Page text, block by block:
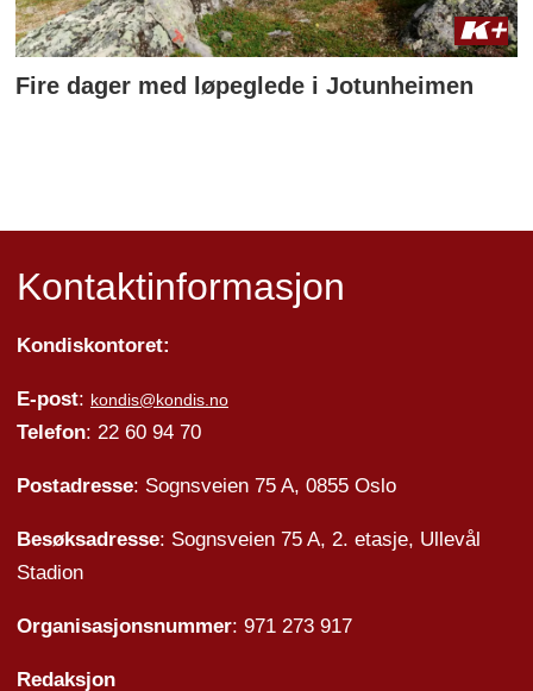
Fire dager med løpeglede i Jotunheimen
Kontaktinformasjon
Kondiskontoret:
E-post: kondis@kondis.no
Telefon: 22 60 94 70
Postadresse: Sognsveien 75 A, 0855 Oslo
Besøksadresse: Sognsveien 75 A, 2. etasje, Ullevål
Stadion
Organisasjonsnummer: 971 273 917
Redaksjon